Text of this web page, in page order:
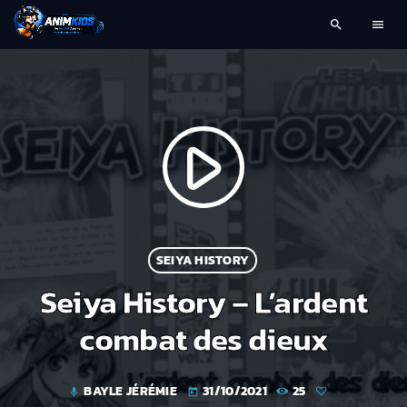
search menu
play_arrow
SEIYA HISTORY
Seiya History – L’ardent
combat des dieux
mic BAYLE JÉRÉMIE today 31/10/2021 25